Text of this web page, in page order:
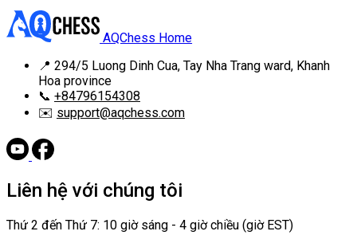
AQChess Home
📍 294/5 Luong Dinh Cua, Tay Nha Trang ward, Khanh
Hoa province
📞 +84796154308
✉️ support@aqchess.com
Liên hệ với chúng tôi
Thứ 2 đến Thứ 7: 10 giờ sáng - 4 giờ chiều (giờ EST)